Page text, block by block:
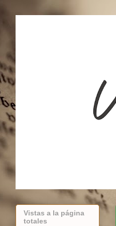
Vistas a la página
totales